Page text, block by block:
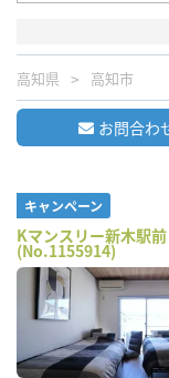
高知県 高知市
お問合わ
キャンペーン
Kマンスリー新木駅
(No.1155914)